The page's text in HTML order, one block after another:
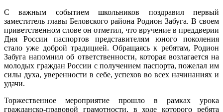
С важным событием школьников поздравил первый
заместитель главы Беловского района Родион Забуга. В своем
приветственном слове он отметил, что вручение в преддверии
Дня России паспортов представителям юного поколения
стало уже доброй традицией. Обращаясь к ребятам, Родион
Забуга напомнил об ответственности, которая возлагается на
молодых граждан России с получением паспорта, пожелал им
силы духа, уверенности в себе, успехов во всех начинаниях и
удачи.
Торжественное мероприятие прошло в рамках урока
гражданско-правовой грамотности, в ходе которого ребята